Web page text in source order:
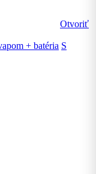
Otvoriť
+ batéria S